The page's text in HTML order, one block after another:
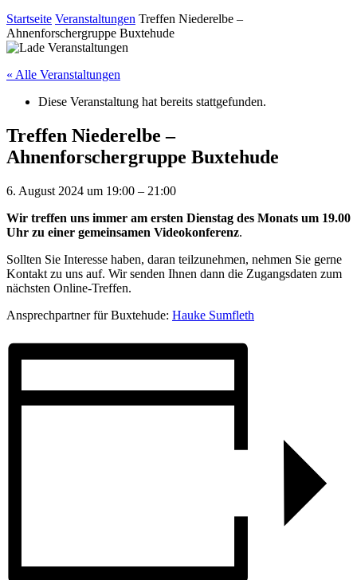
Startseite Veranstaltungen Treffen Niederelbe –
Ahnenforschergruppe Buxtehude
« Alle Veranstaltungen
Diese Veranstaltung hat bereits stattgefunden.
Treffen Niederelbe –
Ahnenforschergruppe Buxtehude
6. August 2024 um 19:00 – 21:00
Wir treffen uns immer am ersten Dienstag des Monats um 19.00
Uhr zu einer gemeinsamen Videokonferenz.
Sollten Sie Interesse haben, daran teilzunehmen, nehmen Sie gerne
Kontakt zu uns auf. Wir senden Ihnen dann die Zugangsdaten zum
nächsten Online-Treffen.
Ansprechpartner für Buxtehude: Hauke Sumfleth